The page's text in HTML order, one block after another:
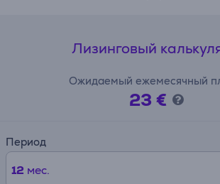
Лизинговый
Ожидаемый ежемесячный
23 €
Период
12 мес.